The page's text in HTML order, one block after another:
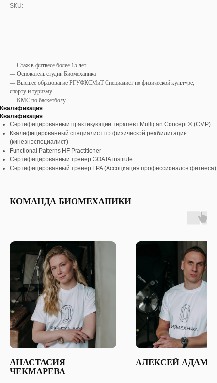
SKU:
— Стаж в фитнесе более 15 лет
— Основатель студии Биомеханика
— Высшее образование РГУФКСМиТ Специалист по физической культуре,
спорту и туризму
— КМС по баскетболу
Квалификация
Квалификация
Сертифицированный практикующий терапевт Mulligan Concept ® (CMP)
Квалифицированный специалист по физической реабилитации
(кинезноспециалист)
Functional Patterns HF Practitioner
Сертифицированный тренер GOATA institute
Сертифицированный тренер FPA (Ассоциация профессионалов фитнеса)
КОМАНДА БИОМЕХАНИКИ
АНАСТАСИЯ
ЧЕКМАРЕВА
АЛЕКСЕЙ